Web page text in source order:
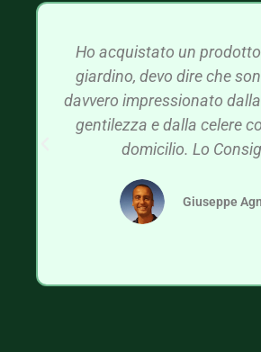
Ho acquistato un
giardino, devo dire che
davvero impressionato
gentilezza e dalla celere
domicilio. Lo
Giuseppe